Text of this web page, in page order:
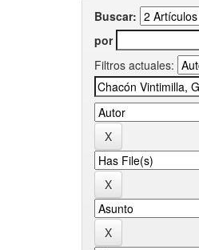
Buscar:
por
Filtros actuales: